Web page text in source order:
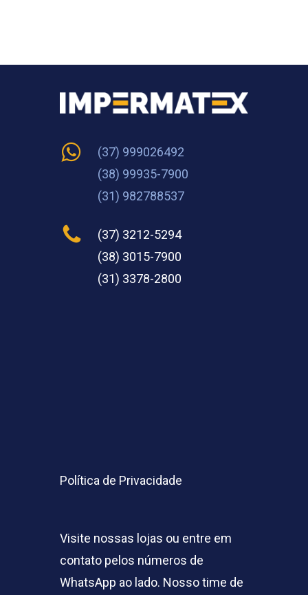
(37) 999026492
(38) 99935-7900
(31) 982788537
(37) 3212-5294
(38) 3015-7900
(31) 3378-2800
Política de Privacidade
Visite nossas lojas ou entre em
contato pelos números de
WhatsApp ao lado. Nosso time de